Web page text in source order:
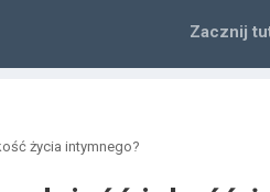
Zacznij
życia intymnego?